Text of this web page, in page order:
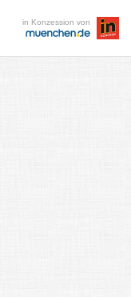
in Konzession von